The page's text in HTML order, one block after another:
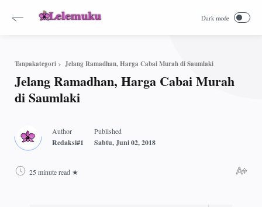
Tanpakategori Jelang Ramadhan, Harga Cabai Murah di Saumlaki
Jelang Ramadhan, Harga Cabai Murah
di Saumlaki
25 minute read